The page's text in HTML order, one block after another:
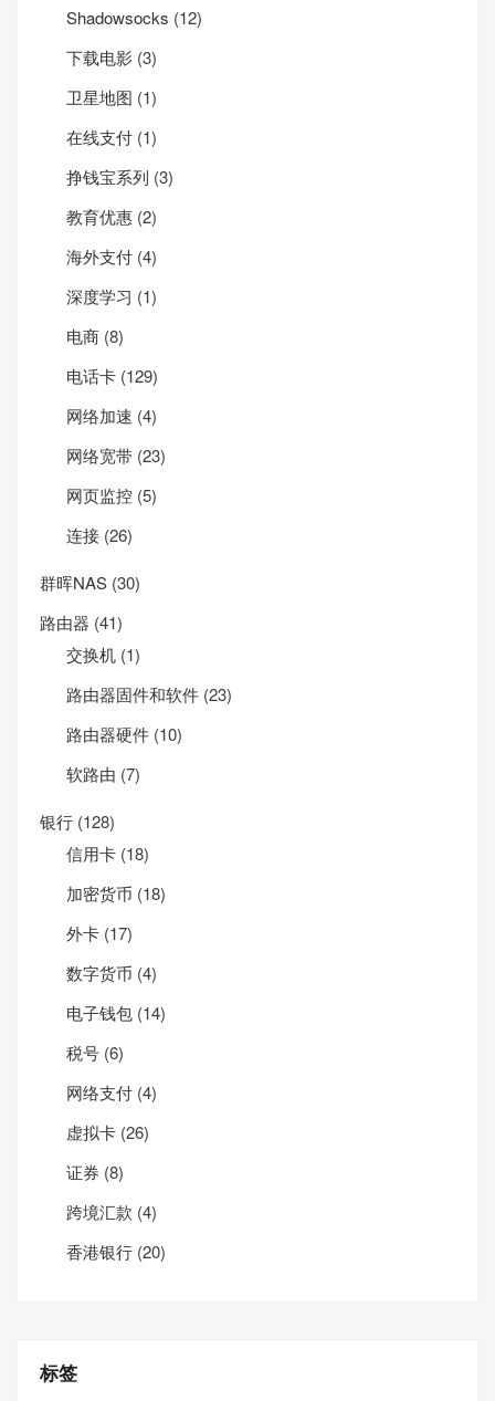
Shadowsocks (12)
下载电影 (3)
卫星地图 (1)
在线支付 (1)
挣钱宝系列 (3)
教育优惠 (2)
海外支付 (4)
深度学习 (1)
电商 (8)
电话卡 (129)
网络加速 (4)
网络宽带 (23)
网页监控 (5)
连接 (26)
群晖NAS (30)
路由器 (41)
交换机 (1)
路由器固件和软件 (23)
路由器硬件 (10)
软路由 (7)
银行 (128)
信用卡 (18)
加密货币 (18)
外卡 (17)
数字货币 (4)
电子钱包 (14)
税号 (6)
网络支付 (4)
虚拟卡 (26)
证券 (8)
跨境汇款 (4)
香港银行 (20)
标签